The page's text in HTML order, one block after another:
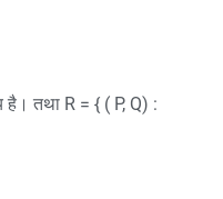
तथा R = { ( P, Q) :